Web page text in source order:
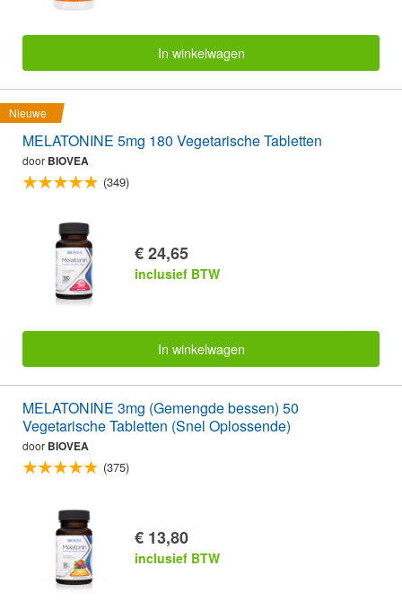
In winkelwagen
Nieuwe
MELATONINE 5mg 180 Vegetarische Tabletten
door BIOVEA
(349)
€ 24,65
inclusief BTW
In winkelwagen
MELATONINE 3mg (Gemengde bessen) 50
Vegetarische Tabletten (Snel Oplossende)
door BIOVEA
(375)
€ 13,80
inclusief BTW